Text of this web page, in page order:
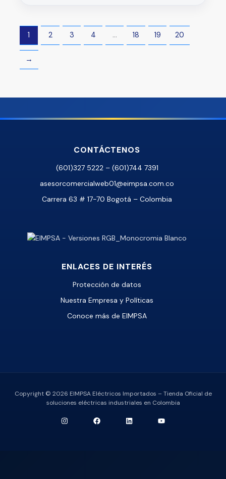
1 2 3 4 … 18 19 20
→
CONTÁCTENOS
(601)327 5222 – (601)744 7391
asesorcomercialweb01@eimpsa.com.co
Carrera 63 # 17-70 Bogotá – Colombia
ENLACES DE INTERÉS
Protección de datos
Nuestra Empresa y Políticas
Conoce más de EIMPSA
Copyright © 2026 EIMPSA Eléctricos Importados – Tienda Oficial de
soluciones eléctricas industriales en Colombia